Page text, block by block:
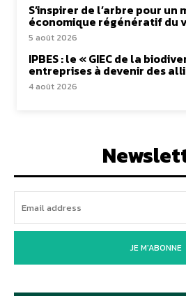
S’inspirer de l’arbre pour un
économique régénératif du
5 août 2026
IPBES : le « GIEC de la
entreprises à devenir des
4 août 2026
JE M'ABONNE